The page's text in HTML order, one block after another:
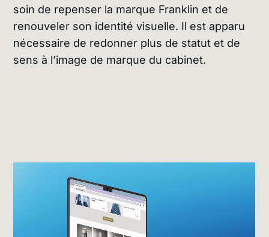
soin de repenser la marque Franklin et de
renouveler son identité visuelle. Il est apparu
nécessaire de redonner plus de statut et de
sens à l’image de marque du cabinet.